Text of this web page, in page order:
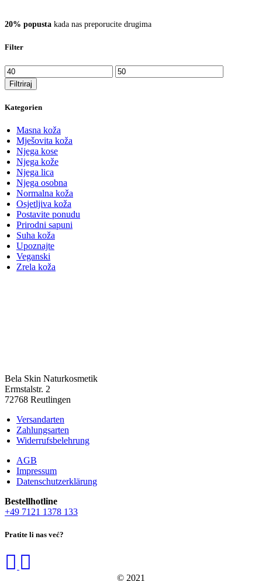
20% popus­ta kada nas pre­po­ru­ci­te drugima
Filter
Min
cijena
Maks
cijena
Filtriraj
Kategorien
Masna koža
Mješovita koža
Njega kose
Njega kože
Njega lica
Njega osobna
Normalna koža
Osjetljiva koža
Postavite ponudu
Prirodni sapuni
Suha koža
Upoznajte
Veganski
Zrela koža
Bela Skin Naturkosmetik
Erm­s­tal­str. 2
72768 Reut­lin­gen
Versandarten
Zahlungsarten
Widerrufsbelehrung
AGB
Impressum
Datenschutzerklärung
Bestell­hot­line
+49 7121 1378 133
Pratite li nas već?
© 2021